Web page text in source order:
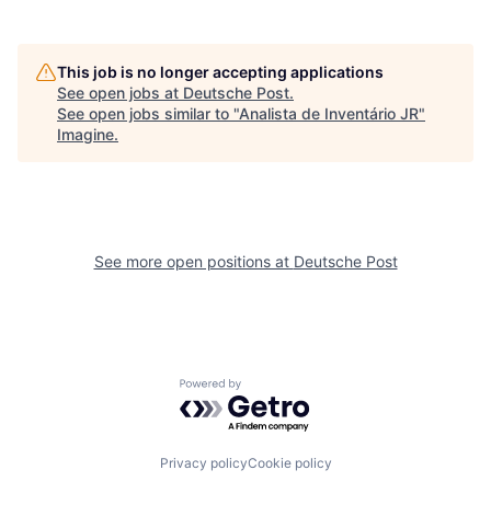
This job is no longer accepting applications
See open jobs at Deutsche Post.
See open jobs similar to "Analista de Inventário JR"
Imagine.
See more open positions at Deutsche Post
Powered by Getro.com
Privacy policyCookie policy